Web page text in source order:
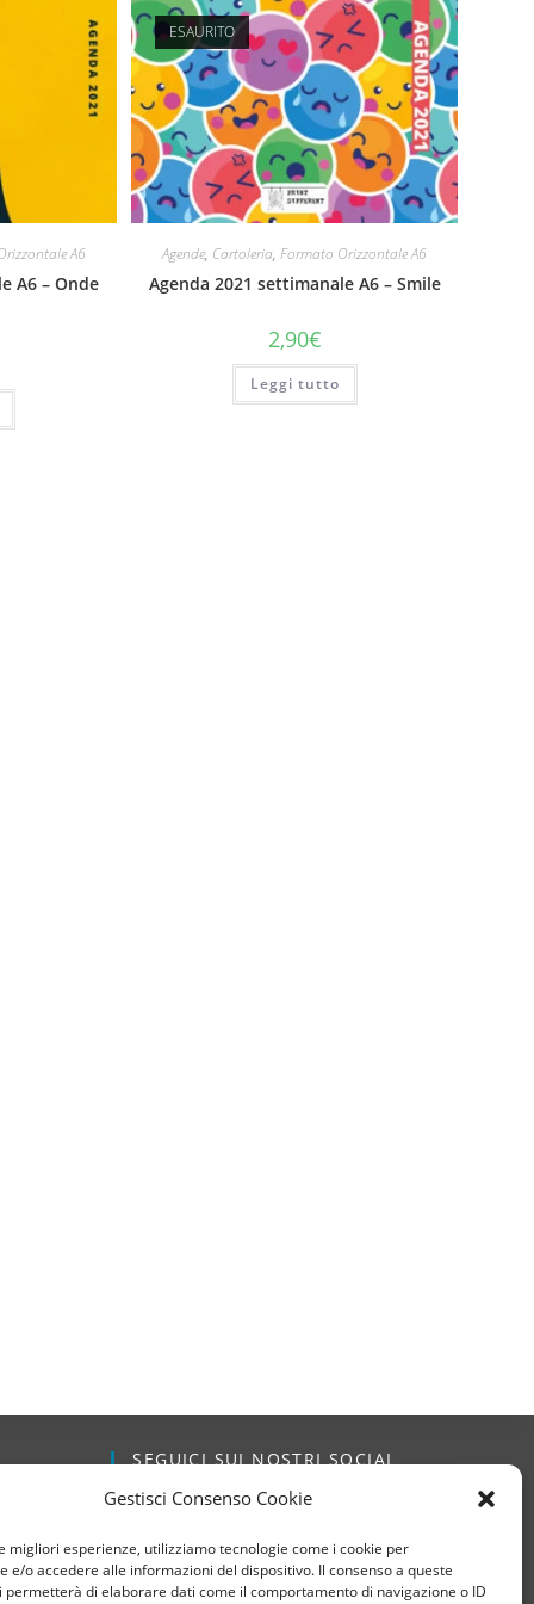
Gestisci Consenso Cookie
migliori esperienze, utilizziamo tecnologie come i cookie per
e/o accedere alle informazioni del dispositivo. Il consenso a queste
permetterà di elaborare dati come il comportamento di navigazione o ID
A6
A6 – Onde
ESAURITO
Agende, Cartoleria,Formato Orizzontale A6
Agenda 2021 settimanale A6 – Smile
2,90€
Leggi tutto
SEGUICI SUI NOSTRI SOCIAL